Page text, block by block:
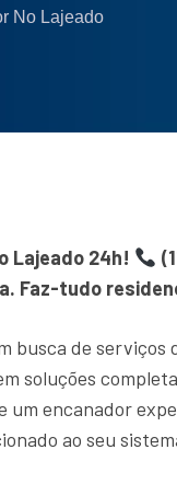
No Lajeado
Lajeado 24h!
Faz-tudo
busca de
soluções
um encanador
ao seu